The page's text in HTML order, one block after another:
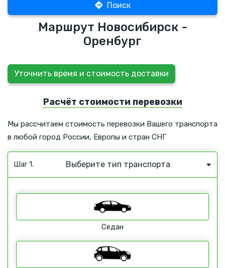
Поиск
Маршрут Новосибирск -
Оренбург
Уточнить время и стоимость доставки
Расчёт стоимости перевозки
Мы рассчитаем стоимость перевозки Вашего транспорта
в любой город России, Европы и стран СНГ
Шаг 1. Выберите тип транспорта
Седан